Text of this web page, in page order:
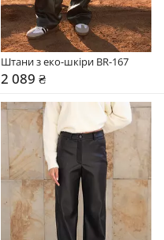
Штани з еко-шкіри BR-167
2 089 ₴